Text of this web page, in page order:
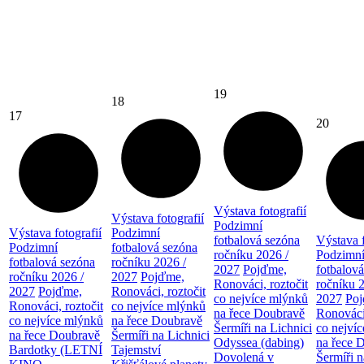
17
Výstava fotografií
Podzimní
fotbalová sezóna
ročníku 2026 /
2027 Pojďme,
Ronováci, roztočit
co nejvíce mlýnků
na řece Doubravě
Bardotky (LETNÍ
18
Výstava fotografií
Podzimní
fotbalová sezóna
ročníku 2026 /
2027 Pojďme,
Ronováci, roztočit
co nejvíce mlýnků
na řece Doubravě
Šermíři na Lichnici
Tajemství
19
Výstava fotografií
Podzimní
fotbalová sezóna
ročníku 2026 /
2027 Pojďme,
Ronováci, roztočit
co nejvíce mlýnků
na řece Doubravě
Šermíři na Lichnici
Odyssea (dabing)
Dovolená v
20
Výstava
Podzimní
ročníku
2027
co
na řece
Šermíři